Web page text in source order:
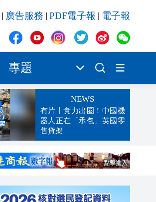
廣告服務 PDF電子報 電子報
專題
NEWS
有片丨實力出圈！中國機
器人正在「承包」英國零
售貨架